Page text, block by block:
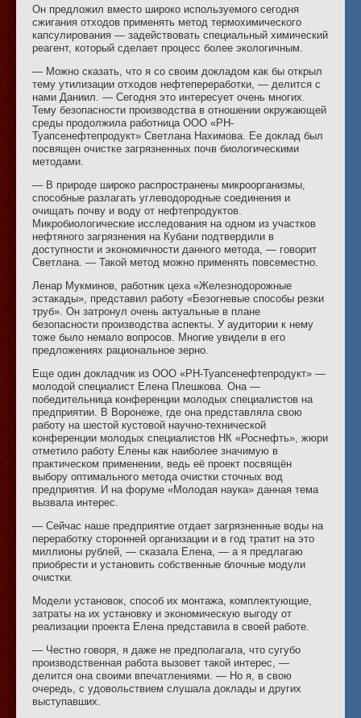
Он предложил вместо широко используемого сегодня
сжигания отходов применять метод термохимического
капсулирования — задействовать специальный химический
реагент, который сделает процесс более экологичным.
— Можно сказать, что я со своим докладом как бы открыл
тему утилизации отходов нефтепереработки, — делится с
нами Даниил. — Сегодня это интересует очень многих.
Тему безопасности производства в отношении окружающей
среды продолжила работница ООО «РН-
Туапсенефтепродукт» Светлана Нахимова. Ее доклад был
посвящен очистке загрязненных почв биологическими
методами.
— В природе широко распространены микроорганизмы,
способные разлагать углеводородные соединения и
очищать почву и воду от нефтепродуктов.
Микробиологические исследования на одном из участков
нефтяного загрязнения на Кубани подтвердили в
доступности и экономичности данного метода, — говорит
Светлана. — Такой метод можно применять повсеместно.
Ленар Мукминов, работник цеха «Железнодорожные
эстакады», представил работу «Безогневые способы резки
труб». Он затронул очень актуальные в плане
безопасности производства аспекты. У аудитории к нему
тоже было немало вопросов. Многие увидели в его
предложениях рациональное зерно.
Еще один докладчик из ООО «РН-Туапсенефтепродукт» —
молодой специалист Елена Плешкова. Она —
победительница конференции молодых специалистов на
предприятии. В Воронеже, где она представляла свою
работу на шестой кустовой научно-технической
конференции молодых специалистов НК «Роснефть», жюри
отметило работу Елены как наиболее значимую в
практическом применении, ведь её проект посвящён
выбору оптимального метода очистки сточных вод
предприятия. И на форуме «Молодая наука» данная тема
вызвала интерес.
— Сейчас наше предприятие отдает загрязненные воды на
переработку сторонней организации и в год тратит на это
миллионы рублей, — сказала Елена, — а я предлагаю
приобрести и установить собственные блочные модули
очистки.
Модели установок, способ их монтажа, комплектующие,
затраты на их установку и экономическую выгоду от
реализации проекта Елена представила в своей работе.
— Честно говоря, я даже не предполагала, что сугубо
производственная работа вызовет такой интерес, —
делится она своими впечатлениями. — Но я, в свою
очередь, с удовольствием слушала доклады и других
выступавших.